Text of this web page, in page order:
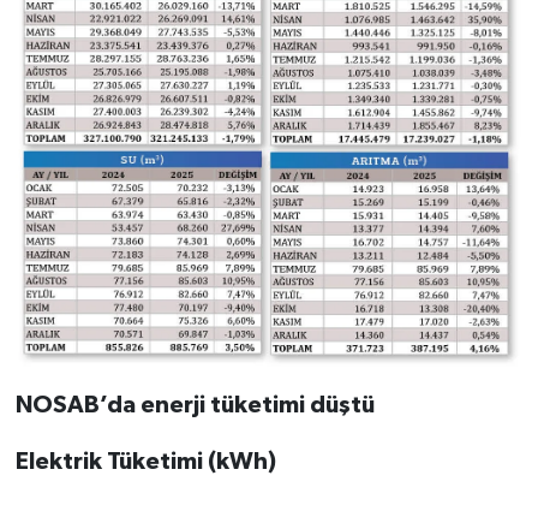
NOSAB’da enerji tüketimi düştü
Elektrik Tüketimi (kWh)